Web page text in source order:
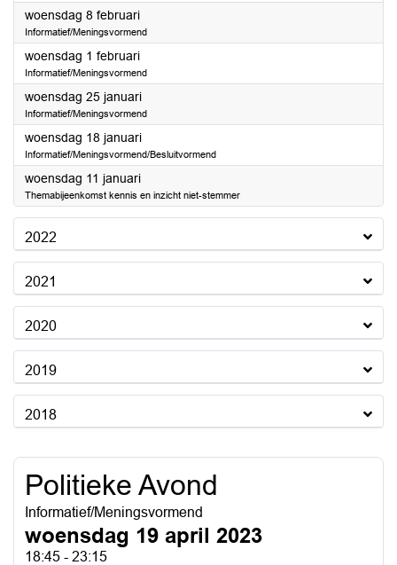
woensdag 8 februari2023
Informatief/Meningsvormend
woensdag 1 februari2023
Informatief/Meningsvormend
woensdag 25 januari2023
Informatief/Meningsvormend
woensdag 18 januari2023
Informatief/Meningsvormend/Besluitvormend
woensdag 11 januari2023
Themabijeenkomst kennis en inzicht niet-stemmer
2022
2021
2020
2019
2018
Politieke Avond
Informatief/Meningsvormend
woensdag 19 april 2023
18:45 - 23:15